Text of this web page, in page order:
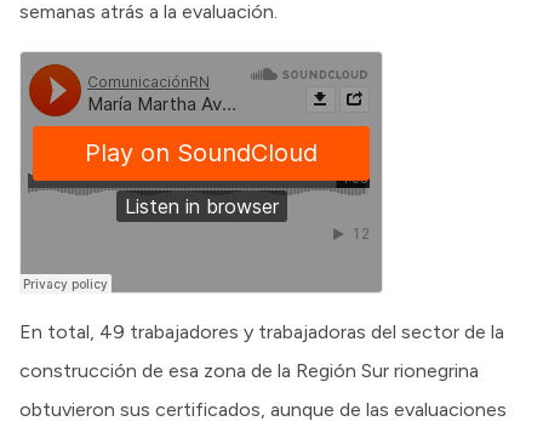
semanas atrás a la evaluación.
En total, 49 trabajadores y trabajadoras del sector de la
construcción de esa zona de la Región Sur rionegrina
obtuvieron sus certificados, aunque de las evaluaciones